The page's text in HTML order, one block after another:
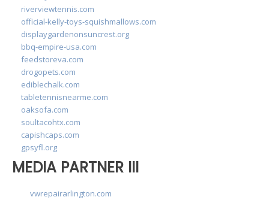
riverviewtennis.com
official-kelly-toys-squishmallows.com
displaygardenonsuncrest.org
bbq-empire-usa.com
feedstoreva.com
drogopets.com
ediblechalk.com
tabletennisnearme.com
oaksofa.com
soultacohtx.com
capishcaps.com
gpsyfl.org
MEDIA PARTNER III
vwrepairarlington.com